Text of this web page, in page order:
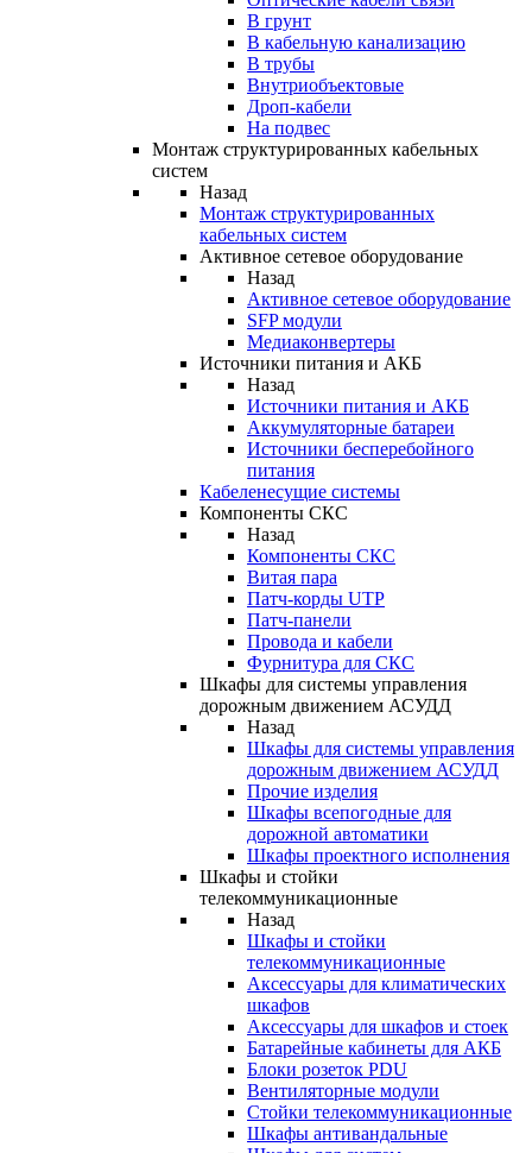
В грунт
В кабельную канализацию
В трубы
Внутриобъектовые
Дроп-кабели
На подвес
Монтаж структурированных кабельных
систем
Назад
Монтаж структурированных
кабельных систем
Активное сетевое оборудование
Назад
Активное сетевое оборудование
SFP модули
Медиаконвертеры
Источники питания и АКБ
Назад
Источники питания и АКБ
Аккумуляторные батареи
Источники бесперебойного
питания
Кабеленесущие системы
Компоненты СКС
Назад
Компоненты СКС
Витая пара
Патч-корды UTP
Патч-панели
Провода и кабели
Фурнитура для СКС
Шкафы для системы управления
дорожным движением АСУДД
Назад
Шкафы для системы управления
дорожным движением АСУДД
Прочие изделия
Шкафы всепогодные для
дорожной автоматики
Шкафы проектного исполнения
Шкафы и стойки
телекоммуникационные
Назад
Шкафы и стойки
телекоммуникационные
Аксессуары для климатических
шкафов
Аксессуары для шкафов и стоек
Батарейные кабинеты для АКБ
Блоки розеток PDU
Вентиляторные модули
Стойки телекоммуникационные
Шкафы антивандальные